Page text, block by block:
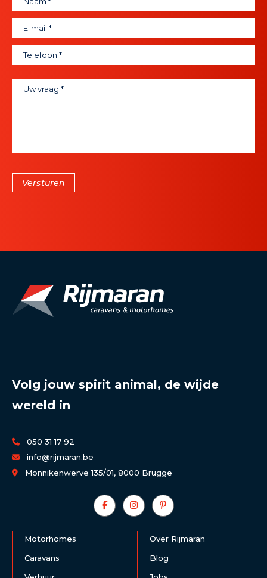
Versturen
Volg jouw spirit animal, de wijde
wereld in
050 31 17 92
info@rijmaran.be
Monnikenwerve 135/01, 8000 Brugge
Motorhomes
Caravans
Over Rijmaran
Blog